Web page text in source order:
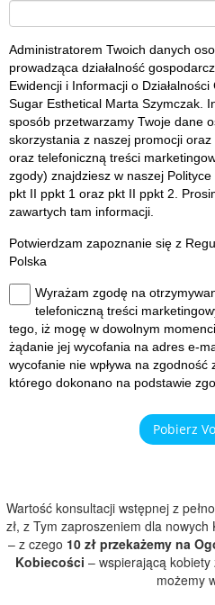
Administratorem Twoich danych
prowadząca działalność
Ewidencji i Informacji o
Sugar Esthetical Marta Szymczak.
sposób przetwarzamy Twoje dane
skorzystania z naszej promocji oraz
oraz telefoniczną treści
zgody) znajdziesz w naszej
pkt II ppkt 1 oraz pkt II ppkt 2.
zawartych tam informacji.
Potwierdzam zapoznanie się z
Polska
Wyrażam zgodę na
telefoniczną treści
tego, iż mogę w dowolnym
żądanie jej wycofania na adres e-
wycofanie nie wpływa na zgodność
którego dokonano na podstawie
Pobierz
Wartość konsultacji wstępnej z
zł, z Tym zaproszeniem dla
– z czego 10 zł przekażemy na
Kobiecości – wspierającą
możemy